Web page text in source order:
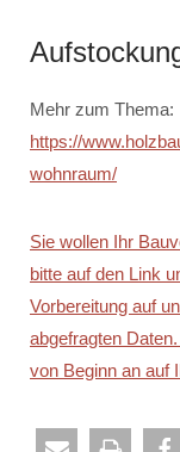
Mehr zum Thema:
https://
wohnraum/
Sie wollen Ihr
bitte auf den Link
Vorbereitung auf
abgefragten
von Beginn an auf